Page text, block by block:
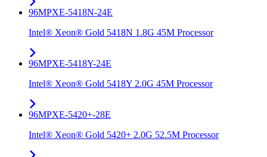
96MPXE-5418N-24E
Intel® Xeon® Gold 5418N 1.8G 45M Processor
96MPXE-5418Y-24E
Intel® Xeon® Gold 5418Y 2.0G 45M Processor
96MPXE-5420+-28E
Intel® Xeon® Gold 5420+ 2.0G 52.5M Processor